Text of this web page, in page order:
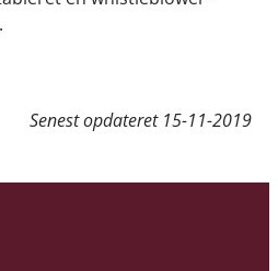
Senest opdateret 15-11-2019